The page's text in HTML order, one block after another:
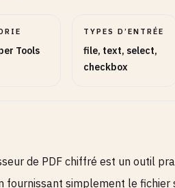
Tools
TYPES D’ENTRÉE
file, text, select,
checkbox
de PDF chiffré est un outil
fournissant simplement le